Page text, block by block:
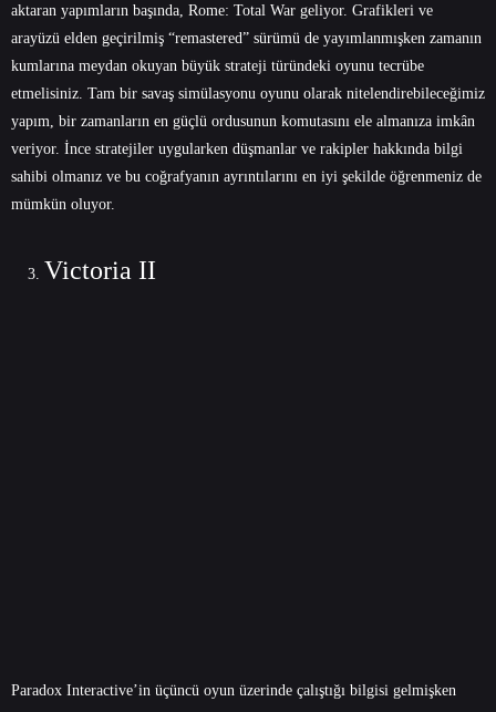
aktaran yapımların başında, Rome: Total War geliyor. Grafikleri ve
arayüzü elden geçirilmiş “remastered” sürümü de yayımlanmışken zamanın
kumlarına meydan okuyan büyük strateji türündeki oyunu tecrübe
etmelisiniz. Tam bir savaş simülasyonu oyunu olarak nitelendirebileceğimiz
yapım, bir zamanların en güçlü ordusunun komutasını ele almanıza imkân
veriyor. İnce stratejiler uygularken düşmanlar ve rakipler hakkında bilgi
sahibi olmanız ve bu coğrafyanın ayrıntılarını en iyi şekilde öğrenmeniz de
mümkün oluyor.
Victoria II
Paradox Interactive’in üçüncü oyun üzerinde çalıştığı bilgisi gelmişken